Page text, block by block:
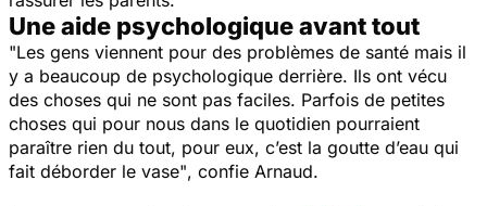
Une aide psychologique avant tout
"Les gens viennent pour des problèmes de santé mais il
y a beaucoup de psychologique derrière. Ils ont vécu
des choses qui ne sont pas faciles. Parfois de petites
choses qui pour nous dans le quotidien pourraient
paraître rien du tout, pour eux, c’est la goutte d’eau qui
fait déborder le vase", confie Arnaud.